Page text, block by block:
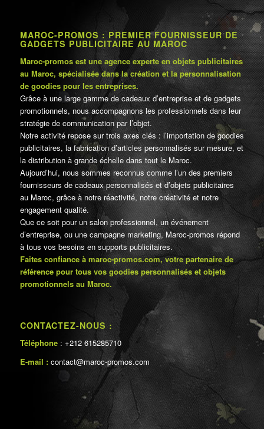
MAROC-PROMOS : PREMIER FOURNISSEUR DE
GADGETS PUBLICITAIRE AU MAROC
Maroc-promos est une agence experte en objets publicitaires
au Maroc, spécialisée dans la création et la personnalisation
de goodies pour les entreprises.
Grâce à une large gamme de cadeaux d’entreprise et de gadgets
promotionnels, nous accompagnons les professionnels dans leur
stratégie de communication par l’objet.
Notre activité repose sur trois axes clés : l’importation de goodies
publicitaires, la fabrication d’articles personnalisés sur mesure, et
la distribution à grande échelle dans tout le Maroc.
Aujourd’hui, nous sommes reconnus comme l’un des premiers
fournisseurs de cadeaux personnalisés et d’objets publicitaires
au Maroc, grâce à notre réactivité, notre créativité et notre
engagement qualité.
Que ce soit pour un salon professionnel, un événement
d’entreprise, ou une campagne marketing, Maroc-promos répond
à tous vos besoins en supports publicitaires.
Faites confiance à maroc-promos.com, votre partenaire de
référence pour tous vos goodies personnalisés et objets
promotionnels au Maroc.
CONTACTEZ-NOUS :
Téléphone : +212 615285710
E-mail : contact@maroc-promos.com